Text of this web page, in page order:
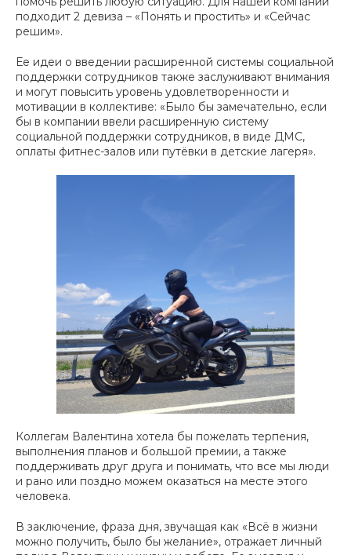
подходит 2 девиза – «Понять и простить» и «Сейчас
решим».
Ее идеи о введении расширенной системы социальной
поддержки сотрудников также заслуживают внимания
и могут повысить уровень удовлетворенности и
мотивации в коллективе: «Было бы замечательно, если
бы в компании ввели расширенную систему
социальной поддержки сотрудников, в виде ДМС,
оплаты фитнес-залов или путёвки в детские лагеря».
Коллегам Валентина хотела бы пожелать терпения,
выполнения планов и большой премии, а также
поддерживать друг друга и понимать, что все мы люди
и рано или поздно можем оказаться на месте этого
человека.
В заключение, фраза дня, звучащая как «Всё в жизни
можно получить, было бы желание», отражает личный